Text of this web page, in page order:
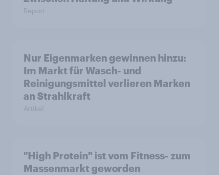
Report
Nur Eigenmarken gewinnen hinzu:
Im Markt für Wasch- und
Reinigungsmittel verlieren Marken
an Strahlkraft
Artikel
"High Protein" ist vom Fitness- zum
Massenmarkt geworden